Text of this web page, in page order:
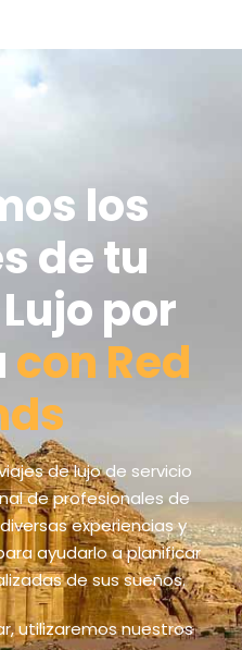
los
de tu
por
con Red
de lujo de servicio
de profesionales de
experiencias y
ayudarlo a planificar
de sus sueños.
utilizaremos nuestros